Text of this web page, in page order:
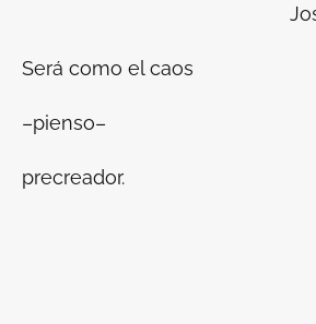
José
Será como el caos
–pienso–
precreador.